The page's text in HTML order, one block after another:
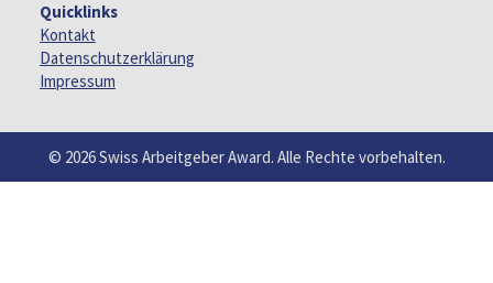
Quicklinks
Kontakt
Datenschutzerklärung
Impressum
© 2026 Swiss Arbeitgeber Award. Alle Rechte vorbehalten.